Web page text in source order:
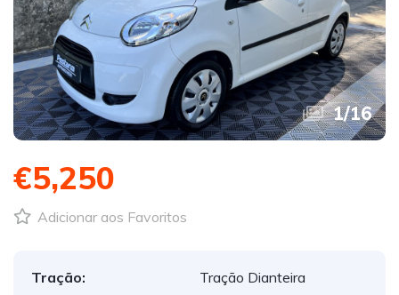
1/16
€5,250
Adicionar aos Favoritos
Tração:
Tração Dianteira